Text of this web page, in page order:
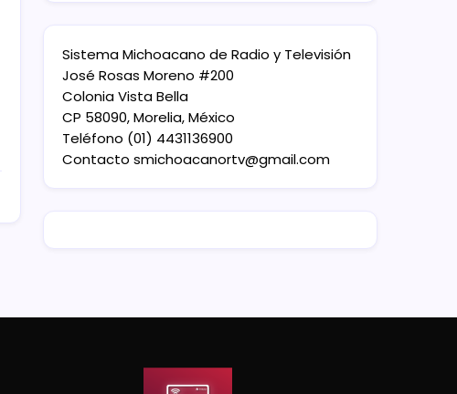
Sistema Michoacano de Radio y Televisión
José Rosas Moreno #200
Colonia Vista Bella
CP 58090, Morelia, México
Teléfono (01) 4431136900
Contacto smichoacanortv@gmail.com